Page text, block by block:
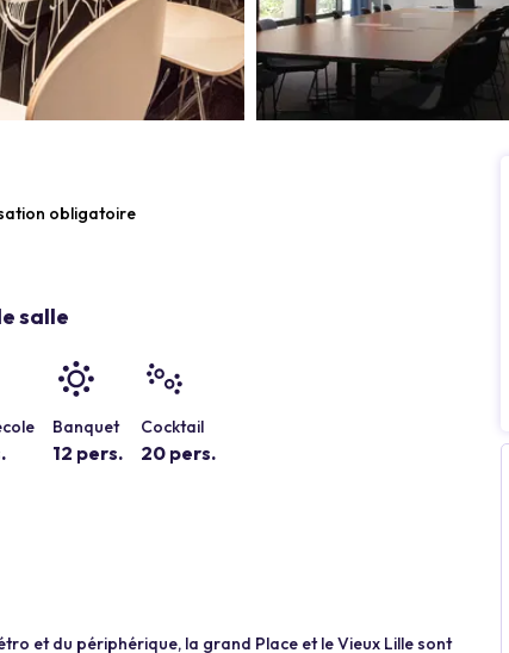
obligatoire
salle
Banquet
12 pers.
Cocktail
20 pers.
et du périphérique, la grand Place et le Vieux Lille sont